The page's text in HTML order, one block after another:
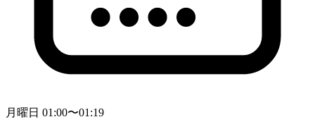
月曜日 01:00〜01:19